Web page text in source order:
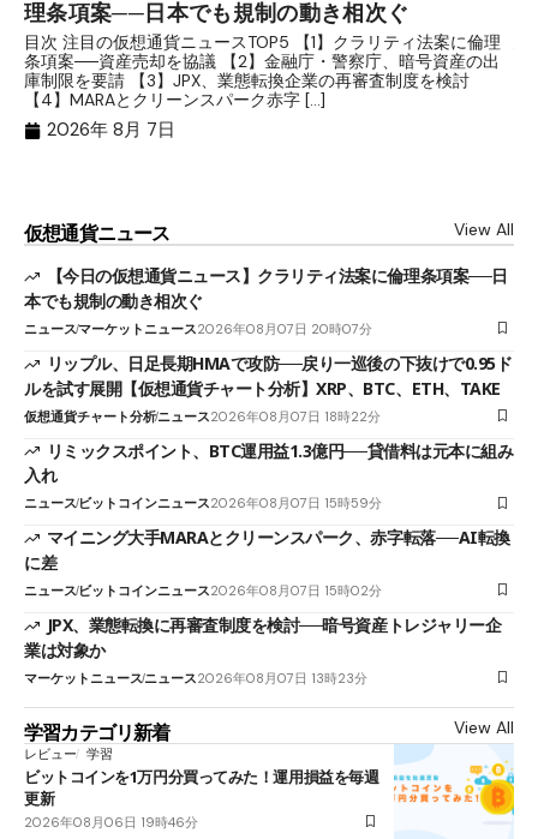
理条項案──日本でも規制の動き相次ぐ
目次 注目の仮想通貨ニュースTOP5 【1】クラリティ法案に倫理
条項案──資産売却を協議 【2】金融庁・警察庁、暗号資産の出
庫制限を要請 【3】JPX、業態転換企業の再審査制度を検討
【4】MARAとクリーンスパーク赤字 […]
2026年 8月 7日
仮想通貨ニュース View All
【今日の仮想通貨ニュース】クラリティ法案に倫理条項案──日
本でも規制の動き相次ぐ
ニュースマーケットニュース2026年08月07日 20時07分
リップル、日足長期HMAで攻防──戻り一巡後の下抜けで0.95ド
ルを試す展開【仮想通貨チャート分析】XRP、BTC、ETH、TAKE
仮想通貨チャート分析ニュース2026年08月07日 18時22分
リミックスポイント、BTC運用益1.3億円──貸借料は元本に組み
入れ
ニュースビットコインニュース2026年08月07日 15時59分
マイニング大手MARAとクリーンスパーク、赤字転落──AI転換
に差
ニュースビットコインニュース2026年08月07日 15時02分
JPX、業態転換に再審査制度を検討──暗号資産トレジャリー企
業は対象か
マーケットニュースニュース2026年08月07日 13時23分
学習カテゴリ新着 View All
レビュー 学習
ビットコインを1万円分買ってみた！運用損益を毎週
更新
2026年08月06日 19時46分